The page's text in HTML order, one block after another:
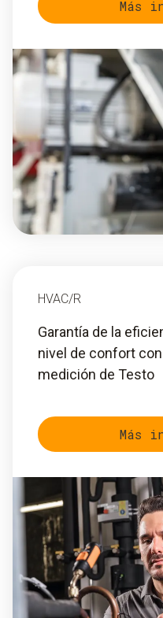
Más
HVAC/R
Garantía de la
nivel de confort
medición de Testo
Más